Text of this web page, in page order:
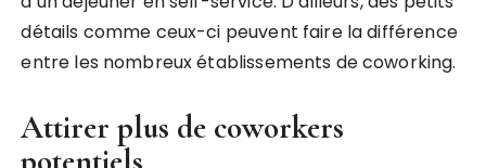
détails comme ceux-ci peuvent faire la différence
entre les nombreux établissements de coworking.
Attirer plus de coworkers